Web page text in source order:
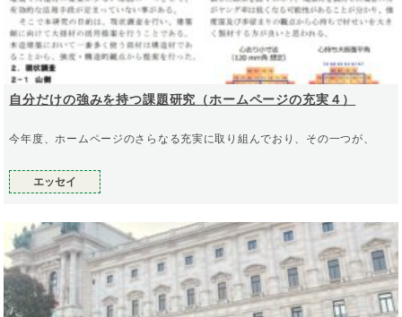
自分だけの強みを持つ課題研究（ホームページの充実４）
今年度、ホームページのさらなる充実に取り組んでおり、その一つが、
エッセイ